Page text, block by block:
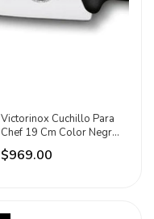
Victorinox Cuchillo Para
Chef 19 Cm Color Negro
Acero Inox Negro
$969.00